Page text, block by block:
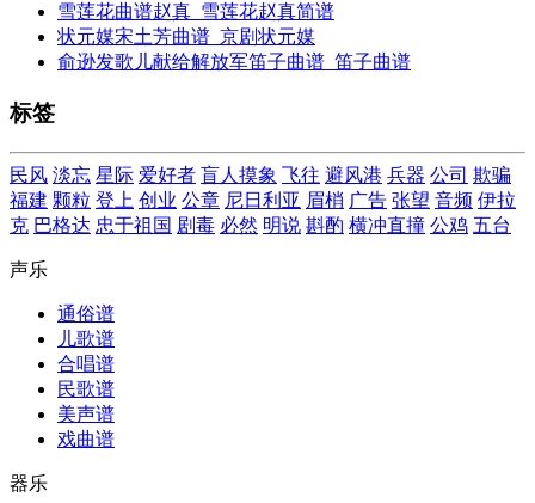
雪莲花曲谱赵真_雪莲花赵真简谱
状元媒宋土芳曲谱_京剧状元媒
俞逊发歌儿献给解放军笛子曲谱_笛子曲谱
标签
民风 淡忘 星际 爱好者 盲人摸象 飞往 避风港 兵器 公司 欺骗
福建 颗粒 登上 创业 公章 尼日利亚 眉梢 广告 张望 音频 伊拉
克 巴格达 忠于祖国 剧毒 必然 明说 斟酌 横冲直撞 公鸡 五台
声乐
通俗谱
儿歌谱
合唱谱
民歌谱
美声谱
戏曲谱
器乐